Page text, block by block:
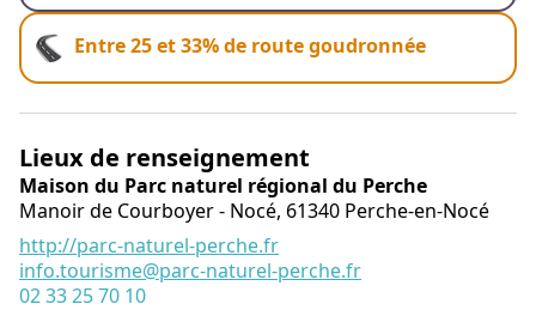
Entre 25 et 33% de route goudronnée
Lieux de renseignement
Maison du Parc naturel régional du Perche
Manoir de Courboyer - Nocé, 61340 Perche-en-Nocé
http://parc-naturel-perche.fr
info.tourisme@parc-naturel-perche.fr
02 33 25 70 10